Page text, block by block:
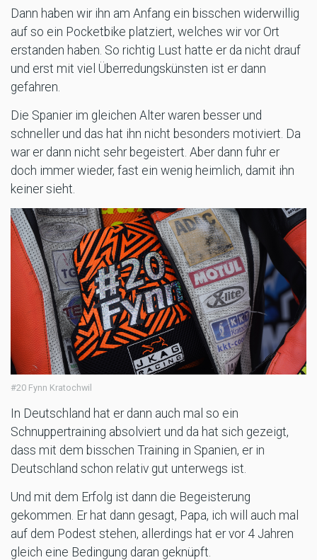
Dann haben wir ihn am Anfang ein bisschen widerwillig
auf so ein Pocketbike platziert, welches wir vor Ort
erstanden haben. So richtig Lust hatte er da nicht drauf
und erst mit viel Überredungskünsten ist er dann
gefahren.
Die Spanier im gleichen Alter waren besser und
schneller und das hat ihn nicht besonders motiviert. Da
war er dann nicht sehr begeistert. Aber dann fuhr er
doch immer wieder, fast ein wenig heimlich, damit ihn
keiner sieht.
#20 Fynn Kratochwil
In Deutschland hat er dann auch mal so ein
Schnuppertraining absolviert und da hat sich gezeigt,
dass mit dem bisschen Training in Spanien, er in
Deutschland schon relativ gut unterwegs ist.
Und mit dem Erfolg ist dann die Begeisterung
gekommen. Er hat dann gesagt, Papa, ich will auch mal
auf dem Podest stehen, allerdings hat er vor 4 Jahren
gleich eine Bedingung daran geknüpft.